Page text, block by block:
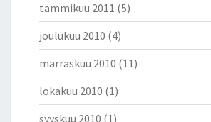
tammikuu 2011 (5)
joulukuu 2010 (4)
marraskuu 2010 (11)
lokakuu 2010 (1)
syyskuu 2010 (1)